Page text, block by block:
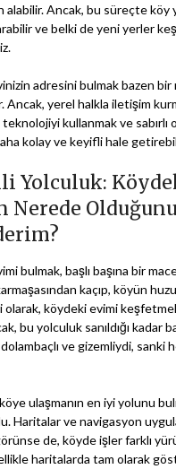
alabilir. Ancak, bu süreçte köy
ve belki de yeni yerler
adresini bulmak bazen bir
Ancak, yerel halkla iletişim
kullanmak ve sabırlı
kolay ve keyifli hale
Yolculuk:
Nerede
bulmak, başlı başına bir
kaçıp, köyün
olarak, köydeki evimi
bu yolculuk sanıldığı kadar
dolambaçlı ve gizemliydi, sanki
ulaşmanın en iyi yolunu
Haritalar ve navigasyon
de, köyde işler farklı
haritalarda tam olarak